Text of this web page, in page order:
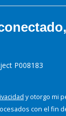
P008183
y otorgo mi
con el fin